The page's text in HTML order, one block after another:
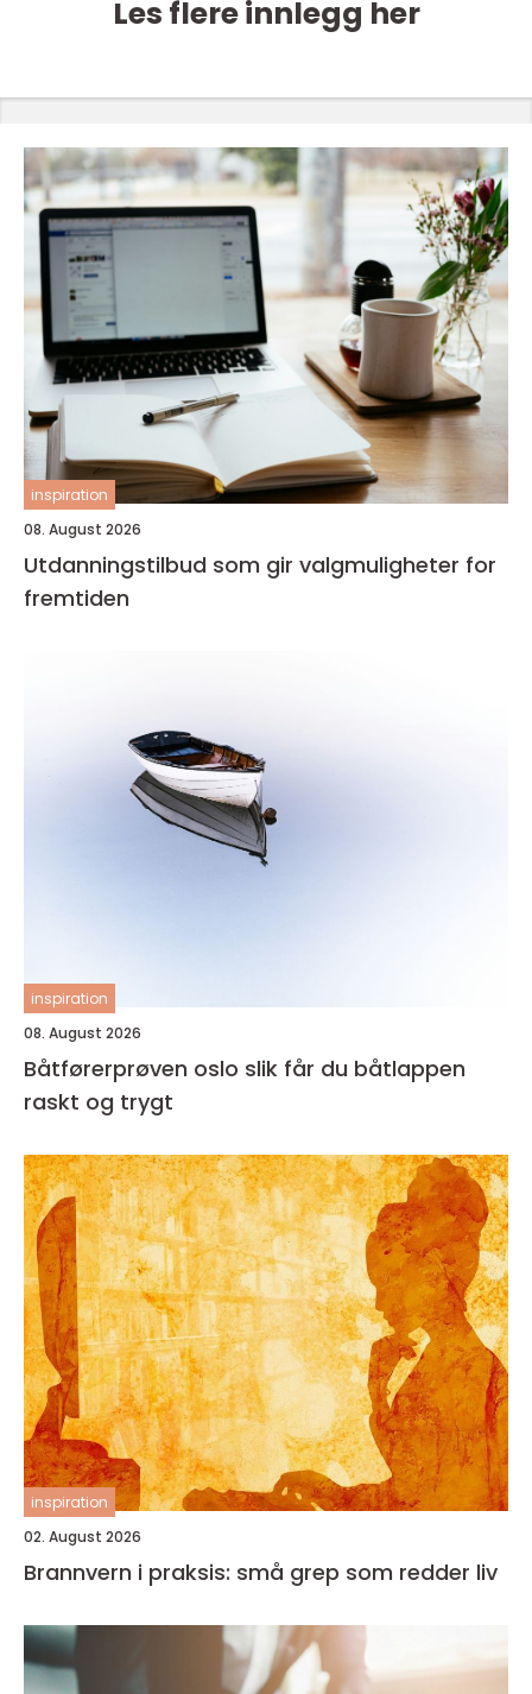
Les flere innlegg her
inspiration
08. August 2026
Utdanningstilbud som gir valgmuligheter for
fremtiden
inspiration
08. August 2026
Båtførerprøven oslo slik får du båtlappen
raskt og trygt
inspiration
02. August 2026
Brannvern i praksis: små grep som redder liv